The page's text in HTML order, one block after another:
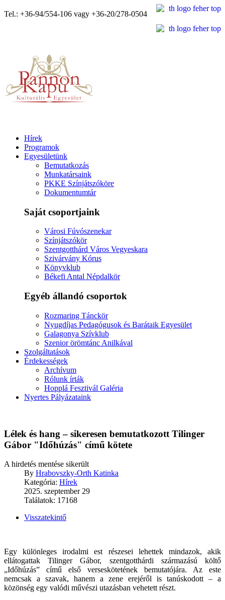
Tel.: +36-94/554-106 vagy +36-20/278-0504
Hírek
Programok
Egyesületünk
Bemutatkozás
Munkatársaink
PKKE Színjátszóköre
Dokumentumtár
Saját csoportjaink
Városi Fúvószenekar
Színjátszókör
Szentgotthárd Város Vegyeskara
Szivárvány Kórus
Könyvklub
Békefi Antal Népdalkör
Egyéb állandó csoportok
Rozmaring Tánckör
Nyugdíjas Pedagógusok és Barátaik Egyesület
Galagonya Szívklub
Szenior örömtánc Anilkával
Szolgáltatások
Érdekességek
Archívum
Rólunk írták
Hopplá Fesztivál Galéria
Nyertes Pályázataink
Lélek és hang – sikeresen bemutatkozott Tilinger
Gábor "Időhúzás" című kötete
A hirdetés mentése sikerült
By Hrabovszky-Orth Katinka
Kategória: Hírek
2025. szeptember 29
Találatok: 17168
Visszatekintő
Egy különleges irodalmi est részesei lehettek mindazok, akik
ellátogattak Tilinger Gábor, szentgotthárdi származású költő
„Időhúzás” című első verseskötetének bemutatójára. Az este
nemcsak a szavak, hanem a zene erejéről is tanúskodott – a
közönség egy valódi művészi utazásban vehetett részt.